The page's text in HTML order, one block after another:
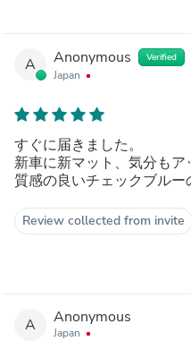
A Anonymous Verified
Japan
すぐに届きました。
新車に新マット、気分もア
質感の良いチェックブルー
Review collected from invite
A Anonymous
Japan